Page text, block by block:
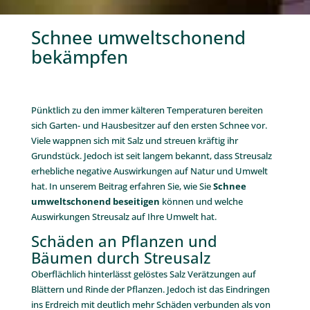
Schnee umweltschonend
bekämpfen
Pünktlich zu den immer kälteren Temperaturen bereiten
sich Garten- und Hausbesitzer auf den ersten Schnee vor.
Viele wappnen sich mit Salz und streuen kräftig ihr
Grundstück. Jedoch ist seit langem bekannt, dass Streusalz
erhebliche negative Auswirkungen auf Natur und Umwelt
hat. In unserem Beitrag erfahren Sie, wie SieSchnee
umweltschonend beseitigen können und welche
Auswirkungen Streusalz auf Ihre Umwelt hat.
Schäden an Pflanzen und
Bäumen durch Streusalz
Oberflächlich hinterlässt gelöstes Salz Verätzungen auf
Blättern und Rinde der Pflanzen. Jedoch ist das Eindringen
ins Erdreich mit deutlich mehr Schäden verbunden als von